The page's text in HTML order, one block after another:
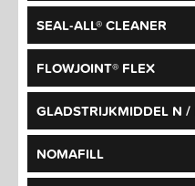
SEAL-ALL® CLEANER
FLOWJOINT® FLEX
GLADSTRIJKMIDDEL N /
NOMAFILL